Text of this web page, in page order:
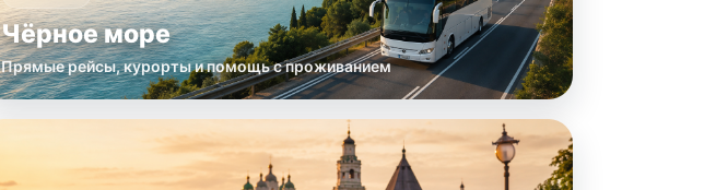
Чёрное море
Прямые рейсы, курорты и помощь с проживанием